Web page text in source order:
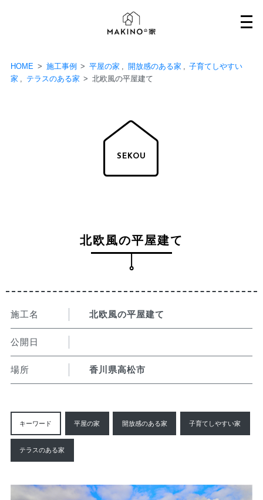
HOME > 施工事例 > 平屋の家 , 開放感のある家 , 子育てしやすい
家 , テラスのある家 > 北欧風の平屋建て
SEKOU
北欧風の平屋建て
施工名 北欧風の平屋建て
公開日
場所 香川県高松市
キーワード 平屋の家 開放感のある家 子育てしやすい家
テラスのある家